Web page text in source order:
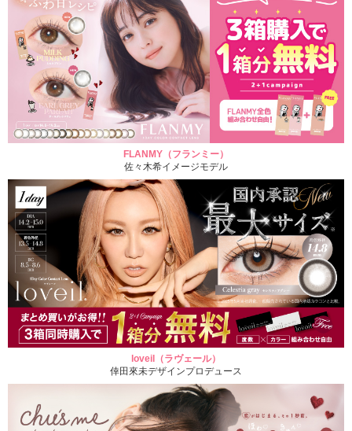
FLANMY（フランミー）
佐々木希イメージモデル
loveil（ラヴェール）
倖田來未デザインプロデュース